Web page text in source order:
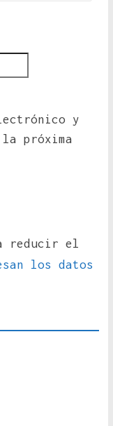
y
la próxima
reducir el
los datos